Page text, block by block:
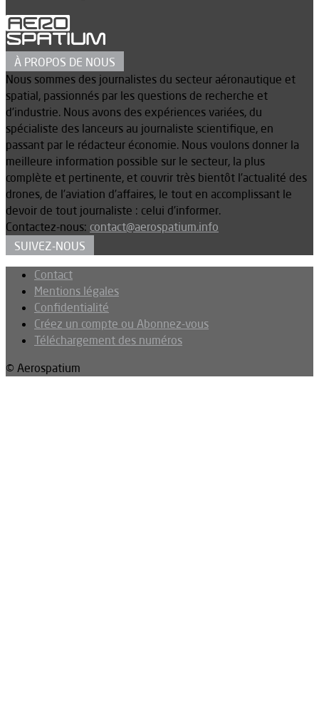
À PROPOS DE NOUS
Nous sommes des journalistes du secteur aéronautique et
spatial, passionnés par les questions de recherche et
d’industrie. Nous avons des expériences variées, du
spécialiste des lanceurs au journaliste scientifique, en
passant par le rédacteur économie. Nous voulons donner la
meilleure information possible sur le secteur, la plus
complète et pertinente, et couvrir très bientôt l’actualité des
drones, de l’aviation d’affaires, le tout en accomplissant le
devoir de tout journaliste : celui d’informer.
Contactez-nous: contact@aerospatium.info
SUIVEZ-NOUS
Contact
Mentions légales
Confidentialité
Créez un compte ou Abonnez-vous
Téléchargement des numéros
© Aerospatium